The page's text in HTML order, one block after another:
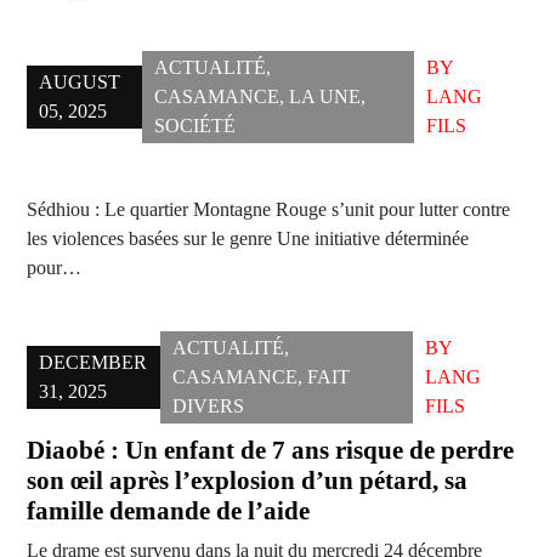
AUGUST
05, 2025
ACTUALITÉ,
CASAMANCE,LA UNE,
SOCIÉTÉ
BY
LANG
FILS
Sédhiou : Le quartier Montagne Rouge s’unit pour lutter contre
les violences basées sur le genre Une initiative déterminée
pour…
DECEMBER
31, 2025
ACTUALITÉ,
CASAMANCE,FAIT
DIVERS
BY
LANG
FILS
Diaobé : Un enfant de 7 ans risque de perdre
son œil après l’explosion d’un pétard, sa
famille demande de l’aide
Le drame est survenu dans la nuit du mercredi 24 décembre